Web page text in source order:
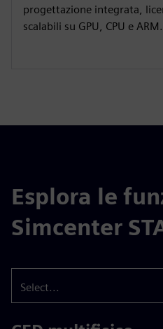
progettazione integrata,
scalabili su GPU, CPU e ARM.
Esplora le
Simcenter
Select...